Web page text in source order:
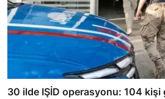
30 ilde IŞİD operasyonu: 104 kişi